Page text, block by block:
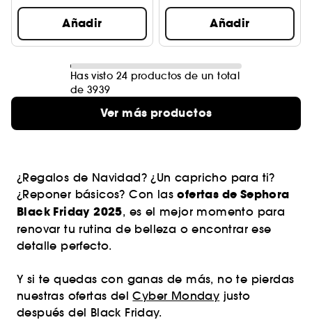
Añadir Añadir
Has visto 24 productos de un total
de 3939
Ver más productos
¿Regalos de Navidad? ¿Un capricho para ti?
¿Reponer básicos? Con lasofertas de Sephora
Black Friday 2025, es el mejor momento para
renovar tu rutina de belleza o encontrar ese
detalle perfecto.
Y si te quedas con ganas de más, no te pierdas
nuestras ofertas delCyber Monday justo
después del Black Friday.